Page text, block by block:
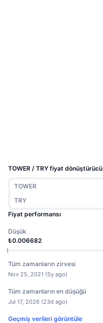
TOWER / TRY fiyat dönüştürücü
TOWER
TRY
Fiyat performansı
Düşük
₺0.006682
Tüm zamanların zirvesi
Nov 25, 2021 (5y ago)
Tüm zamanların en düşüğü
Jul 17, 2026 (23d ago)
Geçmiş verileri görüntüle